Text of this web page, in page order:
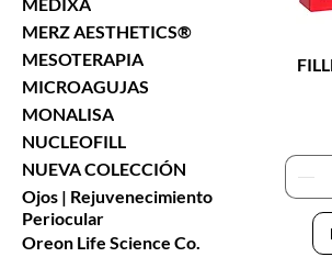
MERZ AESTHETICS®
MESOTERAPIA
MICROAGUJAS
MONALISA
NUCLEOFILL
NUEVA COLECCIÓN
Ojos | Rejuvenecimiento
Periocular
Oreon Life Science Co.